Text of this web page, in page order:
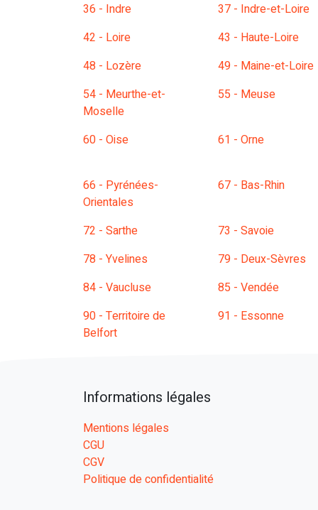
36 - Indre
37 - Indre-et-Loire
42 - Loire
43 - Haute-Loire
48 - Lozère
49 - Maine-et-Loire
54 - Meurthe-et-
Moselle
55 - Meuse
60 - Oise 61 - Orne
66 - Pyrénées-
Orientales
67 - Bas-Rhin
72 - Sarthe 73 - Savoie
78 - Yvelines
79 - Deux-Sèvres
84 - Vaucluse
85 - Vendée
90 - Territoire de
Belfort
91 - Essonne
Informations légales
Mentions légales
CGU
CGV
Politique de confidentialité